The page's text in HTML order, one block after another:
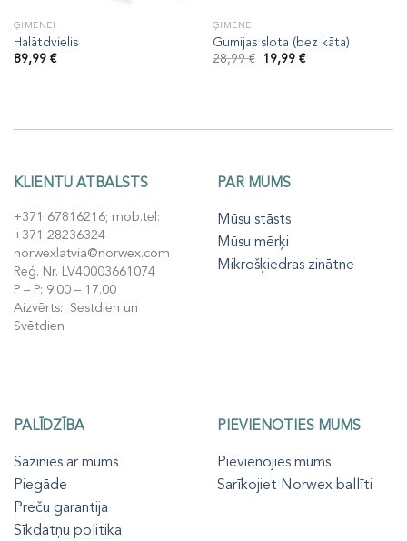
ĢIMENEI
Halātdvielis
89,99 €
ĢIMENEI
Gumijas slota (bez kāta)
28,99€ Original
price
19,99 €Current
KLIENTU ATBALSTS
+371 67816216; mob.tel:
+371 28236324
norwexlatvia@norwex.com
Reģ. Nr. LV40003661074
P – P: 9.00 – 17.00
Aizvērts: Sestdien un
Svētdien
PAR MUMS
Mūsu stāsts
Mūsu mērķi
Mikrošķiedras zinātne
PALĪDZĪBA
Sazinies ar mums
Piegāde
Preču garantija
Sīkdatņu politika
PIEVIENOTIES MUMS
Pievienojies mums
Sarīkojiet Norwex ballīti